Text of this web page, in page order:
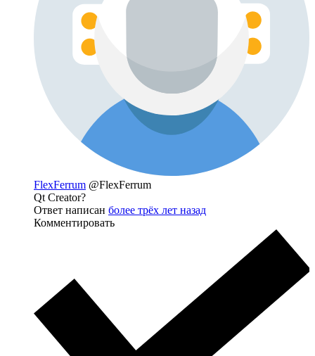
FlexFerrum @FlexFerrum
Qt Creator?
Ответ написан более трёх лет назад
Комментировать